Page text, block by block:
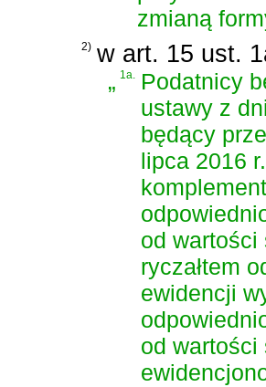
zmianą
2) w art. 15 ust.
„1a. Podatnicy
ustawy z
będący
lipca 2016
od wartości
ryczałtem
ewidencji
od wartości